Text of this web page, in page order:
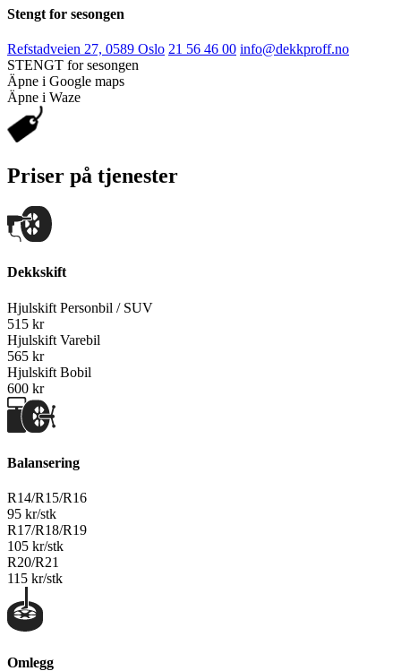
Stengt for sesongen
Refstadveien 27, 0589 Oslo 21 56 46 00 info@dekkproff.no
STENGT for sesongen
Äpne i Google maps
Äpne i Waze
Priser på tjenester
Dekkskift
Hjulskift Personbil / SUV
515 kr
Hjulskift Varebil
565 kr
Hjulskift Bobil
600 kr
Balansering
R14/R15/R16
95 kr/stk
R17/R18/R19
105 kr/stk
R20/R21
115 kr/stk
Omlegg